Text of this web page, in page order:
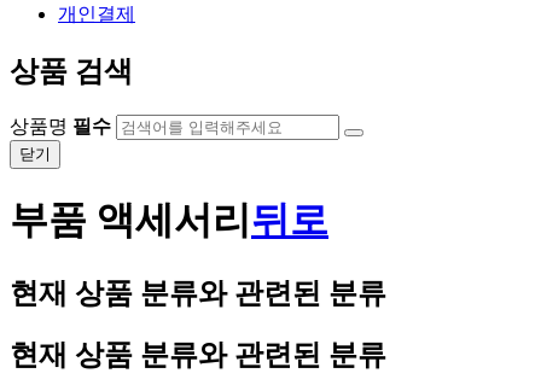
개인결제
상품 검색
상품명 필수
닫기
부품 액세서리뒤로
현재 상품 분류와 관련된 분류
현재 상품 분류와 관련된 분류